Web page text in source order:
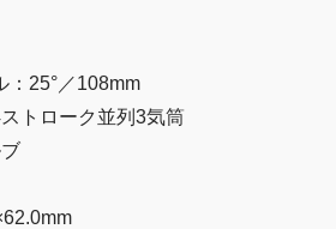
：25°／108mm
トローク並列3気筒